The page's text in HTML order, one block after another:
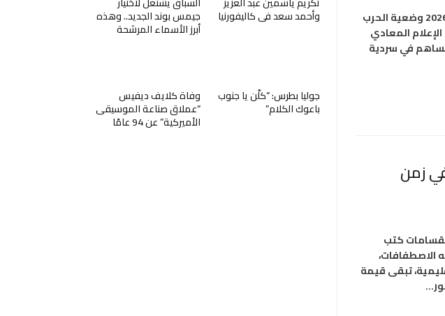
الإعلامية جمانة كرم عياد الأحد 2026/07/26 وضعية الحرب
المعادي
والتي تساهم في سردية
زمن
كتب
الاصطفافات،
تبقى قيمة
وأحمد سعد فى كاليفورنيا جيمس بوند الجديد.. وهذه
أبرز الأسماء المرشحة
جوليا بطرس: “كلّن يا جنوب
باعوك الكلام”
وفاة كلايف ديفيس
“عملاق صناعة الموسيقى
الأميركية” عن 94 عامًا